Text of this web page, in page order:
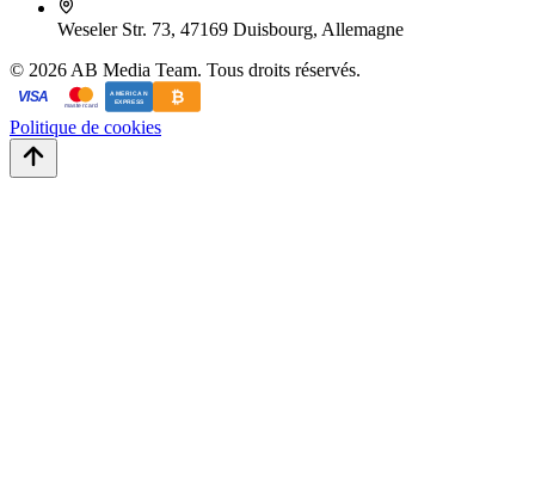
Weseler Str. 73, 47169 Duisbourg, Allemagne
© 2026 AB Media Team. Tous droits réservés.
VISA
mastercard
AMERICAN
EXPRESS ₿
Politique de cookies